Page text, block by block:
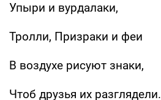
Упыри и вурдалаки,
Тролли, Призраки и феи
В воздухе рисуют знаки,
Чтоб друзья их разглядели.